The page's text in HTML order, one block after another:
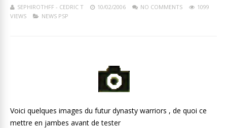
SEPHIROTHFF - CEDRIC T 10/02/2006 NO COMMENTS
1099
VIEWS
NEWS PSP
Voici quelques images du futur dynasty warriors , de quoi ce
mettre en jambes avant de tester